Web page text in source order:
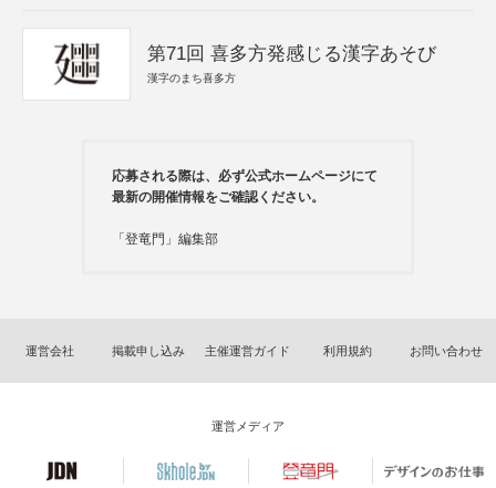
第71回 喜多方発感じる漢字あそび
漢字のまち喜多方
応募される際は、必ず公式ホームページにて
最新の開催情報をご確認ください。
「登竜門」編集部
運営会社 掲載申し込み 主催運営ガイド 利用規約 お問い合わせ
運営メディア